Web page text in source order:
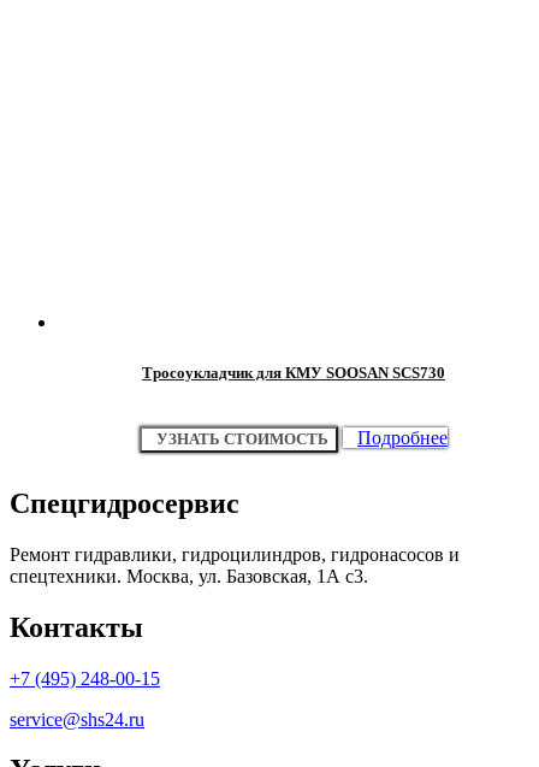
Тросоукладчик для КМУ SOOSAN SCS730
УЗНАТЬ СТОИМОСТЬ Подробнее
Спецгидросервис
Ремонт гидравлики, гидроцилиндров, гидронасосов и
спецтехники. Москва, ул. Базовская, 1А с3.
Контакты
+7 (495) 248-00-15
service@shs24.ru